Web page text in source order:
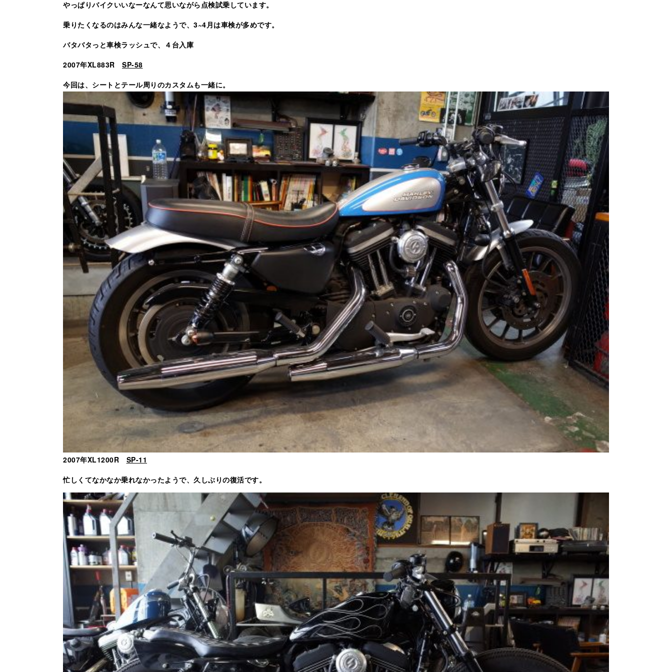
やっぱりバイクいいなーなんて思いながら点検試乗しています。
乗りたくなるのはみんな一緒なようで、3~4月は車検が多めです。
バタバタっと車検ラッシュで、４台入庫
2007年XL883R SP-58
今回は、シートとテール周りのカスタムも一緒に。
2007年XL1200R SP-11
忙しくてなかなか乗れなかったようで、久しぶりの復活です。